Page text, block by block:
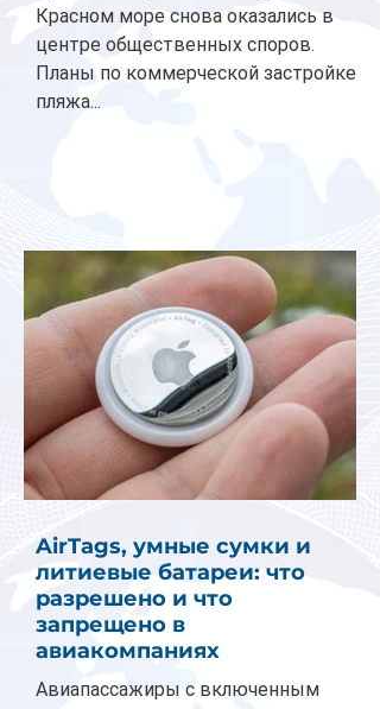
Красном море снова оказались в
центре общественных споров.
Планы по коммерческой застройке
пляжа...
AirTags, умные сумки и
литиевые батареи: что
разрешено и что
запрещено в
авиакомпаниях
Авиапассажиры с включенным